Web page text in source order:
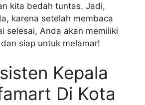
kita bedah tuntas. Jadi,
karena setelah membaca
selesai, Anda akan memiliki
siap untuk melamar!
Kepala
Di Kota